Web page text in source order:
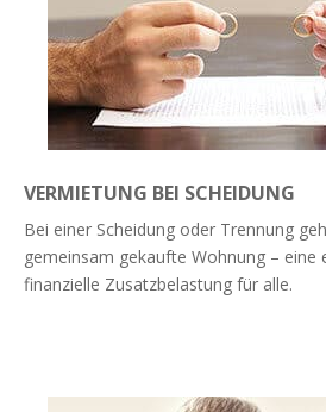
VERMIETUNG BEI SCHEIDUNG
Bei einer Scheidung oder Trennung
gemeinsam gekaufte Wohnung – eine
finanzielle Zusatzbelastung für alle.